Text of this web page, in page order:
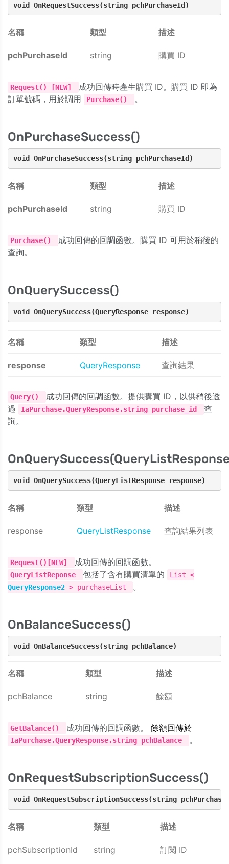
void OnRequestSuccess(string pchPurchaseId)
名稱 類型 描述
pchPurchaseId string 購買 ID
Request() [NEW]
成功回傳時產生購買 ID。購買 ID 即為
訂單號碼，用於調用
Purchase() 。
OnPurchaseSuccess()
void OnPurchaseSuccess(string pchPurchaseId)
名稱 類型 描述
pchPurchaseId string 購買 ID
Purchase()
成功回傳的回調函數。購買 ID 可用於稍後的
查詢。
OnQuerySuccess()
void OnQuerySuccess(QueryResponse response)
名稱 類型 描述
response QueryResponse 查詢結果
Query()
成功回傳的回調函數。提供購買 ID，以供稍後透
過
IaPurchase.QueryResponse.string purchase_id
查
詢。
void OnQuerySuccess(QueryListResponse response)
名稱 類型 描述
response QueryListResponse 查詢結果列表
Request()[NEW] 成功回傳的回調函數。
QueryListReponse 包括了含有購買清單的 List<
QueryResponse2 > purchaseList 。
OnBalanceSuccess()
void OnBalanceSuccess(string pchBalance)
名稱 類型 描述
pchBalance string 餘額
GetBalance() 成功回傳的回調函數。 餘額回傳於
IaPurchase.QueryResponse.string pchBalance 。
OnRequestSubscriptionSuccess()
void OnRequestSubscriptionSuccess(string
名稱 類型 描述
pchSubscriptionId string 訂閱 ID